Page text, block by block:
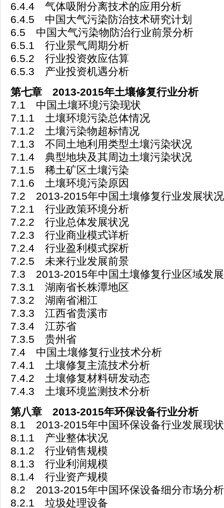
6.4.4 气体吸附分离技术的应用分析
6.4.5 中国大气污染防治技术研究计划
6.5 中国大气污染物防治行业前景分析
6.5.1 行业景气周期分析
6.5.2 行业投资效应估算
6.5.3 产业投资机遇分析
第七章 2013-2015年土壤修复行业分析
7.1 中国土壤环境污染现状
7.1.1 土壤环境污染总体情况
7.1.2 土壤污染物超标情况
7.1.3 不同土地利用类型土壤污染状况
7.1.4 典型地块及其周边土壤污染状况
7.1.5 稀土矿区土壤污染
7.1.6 土壤环境污染原因
7.2 2013-2015年中国土壤修复行业发展状况
7.2.1 行业政策环境分析
7.2.2 行业总体发展状况
7.2.3 行业商业模式详析
7.2.4 行业盈利模式探析
7.2.5 未来行业发展前景
7.3 2013-2015年中国土壤修复行业区域发
7.3.1 湖南省长株潭地区
7.3.2 湖南省湘江
7.3.3 江西省贵溪市
7.3.4 江苏省
7.3.5 贵州省
7.4 中国土壤修复行业技术分析
7.4.1 土壤修复主流技术分析
7.4.2 土壤修复材料研发动态
7.4.3 土壤环境监测技术分析
第八章 2013-2015年环保设备行业分析
8.1 2013-2015年中国环保设备行业发展现状
8.1.1 产业整体状况
8.1.2 行业销售规模
8.1.3 行业利润规模
8.1.4 行业资产规模
8.2 2013-2015年中国环保设备细分市场分析
8.2.1 垃圾处理设备